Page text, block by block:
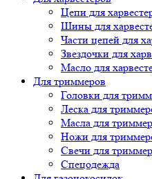
Цепи для
Шины для
Части цепей для
Звездочки для
Масло для
Для триммеров
Головки для
Леска для
Масла для
Ножи для
Свечи для
Спецодежда